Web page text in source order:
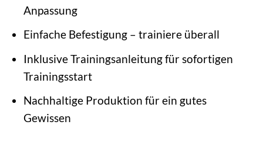
Anpassung
Einfache Befestigung – trainiere überall
Inklusive Trainingsanleitung für sofortigen
Trainingsstart
Nachhaltige Produktion für ein gutes
Gewissen